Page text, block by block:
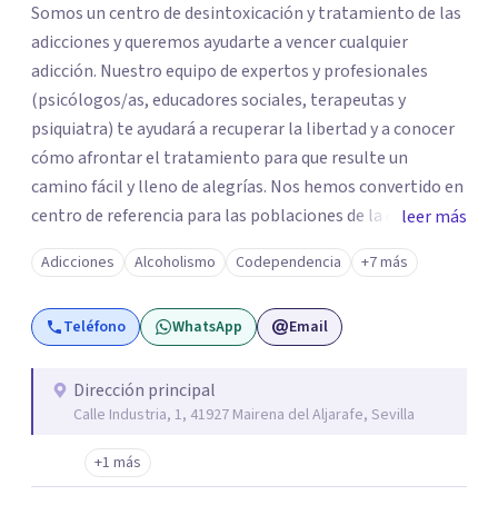
Somos un centro de desintoxicación y tratamiento de las
adicciones y queremos ayudarte a vencer cualquier
adicción. Nuestro equipo de expertos y profesionales
(psicólogos/as, educadores sociales, terapeutas y
psiquiatra) te ayudará a recuperar la libertad y a conocer
cómo afrontar el tratamiento para que resulte un
camino fácil y lleno de alegrías. Nos hemos convertido en
centro de referencia para las poblaciones de la comarca
del Aljarafe, Sevilla y Andalucía. Testimonio de ello son la
cantidad de familias y pacientes que confían en nuestro
equipo humano especializado, con años de experiencia en
el campo de las drogodependencias y adicciones
en la clínica de desintoxicación o el ingreso en Comunidad
Terapéutica si prefieres aislarte del exterior y protegerte
de recaídas durante el síndrome de abstinencia. También
tendrás disponible el tratamiento y terapia grupal o
leer más
Adicciones Alcoholismo Codependencia +7 más
Teléfono WhatsApp Email
Dirección principal
Calle Industria, 1, 41927 Mairena del Aljarafe, Sevilla
+1 más